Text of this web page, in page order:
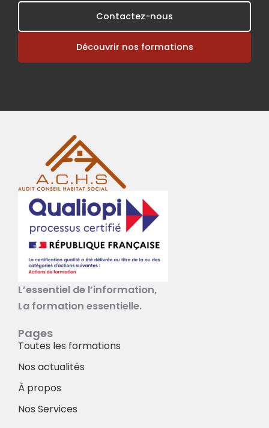
Contactez-nous
Découvrir nos formations
L’essentiel de l’information,
La formation essentielle.
Pages
Toutes les formations
Nos actualités
À propos
Nos Services